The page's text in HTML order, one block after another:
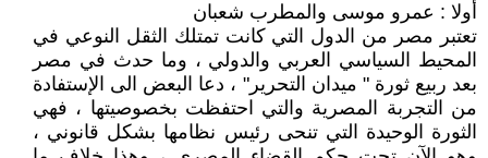
أولا : عمرو موسى والمطرب شعبان
تعتبر مصر من الدول التي كانت تمتلك الثقل النوعي في
المحيط السياسي العربي والدولي ، وما حدث في مصر
بعد ربيع ثورة " ميدان التحرير" ، دعا البعض الى الإستفادة
من التجربة المصرية والتي احتفظت بخصوصيتها ، فهي
الثورة الوحيدة التي تنحى رئيس نظامها بشكل قانوني ،